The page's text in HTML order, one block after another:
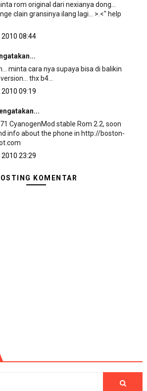
rom original dari nexianya dong...
clain gransinya ilang lagi... >.<" help
08:44
minta cara nya supaya bisa di balikin
thx b4...
09:19
CyanogenMod stable Rom 2.2, soon
info about the phone in http://boston-
23:29
KOMENTAR